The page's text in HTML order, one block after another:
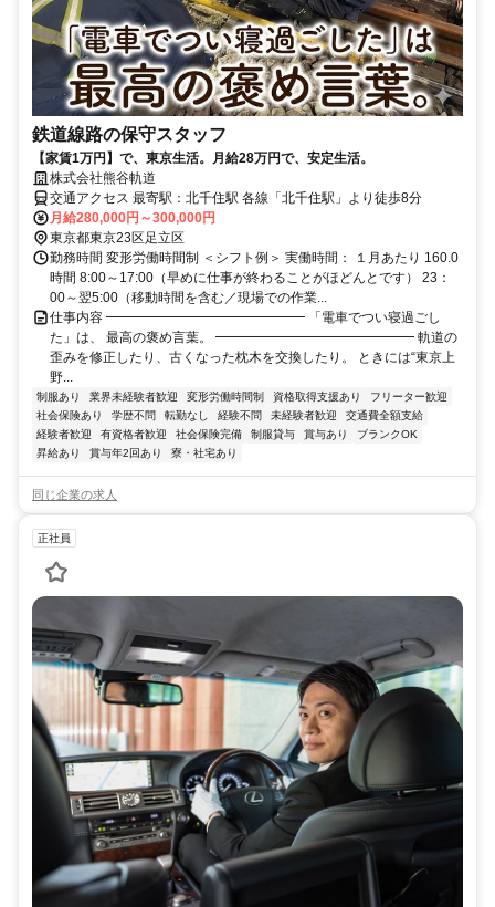
鉄道線路の保守スタッフ
【家賃1万円】で、東京生活。月給28万円で、安定生活。
株式会社熊谷軌道
交通アクセス 最寄駅：北千住駅 各線「北千住駅」より徒歩8分
月給280,000円～300,000円
東京都東京23区足立区
勤務時間 変形労働時間制 ＜シフト例＞ 実働時間： １月あたり 160.0
時間 8:00～17:00（早めに仕事が終わることがほどんとです） 23：
00～翌5:00（移動時間を含む／現場での作業...
仕事内容 ━━━━━━━━━━━━━━━ 「電車でつい寝過ごし
た」は、 最高の褒め言葉。 ━━━━━━━━━━━━━━━ 軌道の
歪みを修正したり、古くなった枕木を交換したり。 ときには“東京上
野...
制服あり 業界未経験者歓迎 変形労働時間制 資格取得支援あり
フリーター歓迎
社会保険あり
学歴不問 転勤なし 経験不問 未経験者歓迎
交通費全額支給
経験者歓迎
有資格者歓迎 社会保険完備 制服貸与 賞与あり
ブランクOK
昇給あり
賞与年2回あり 寮・社宅あり
同じ企業の求人
正社員